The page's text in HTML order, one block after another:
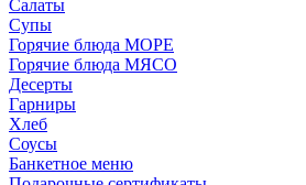
Салаты
Супы
Горячие блюда МОРЕ
Горячие блюда МЯСО
Десерты
Гарниры
Хлеб
Соусы
Банкетное меню